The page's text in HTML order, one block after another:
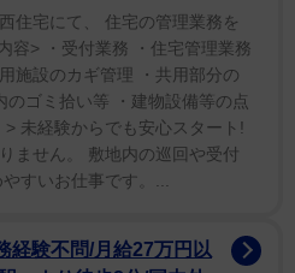
「初めてのフォトエッセイ
た」と発売を告知。見所につ
容、わたしのこだわり、健
イドルだったわたしが何だか
といろいろ 是非読んでいただ
住宅にて、 住宅の管理業務を
容> ・受付業務 ・住宅管理業務
施設のカギ管理 ・共用部分の
ゴミ拾い等 ・建物設備等の点
未経験からでも安心スタート!
ません。 敷地内の巡回や受付
すいお仕事です。...
経験不問/月給27万円以